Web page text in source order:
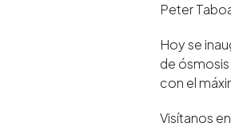
Peter
Hoy se
de
con el
Visítanos